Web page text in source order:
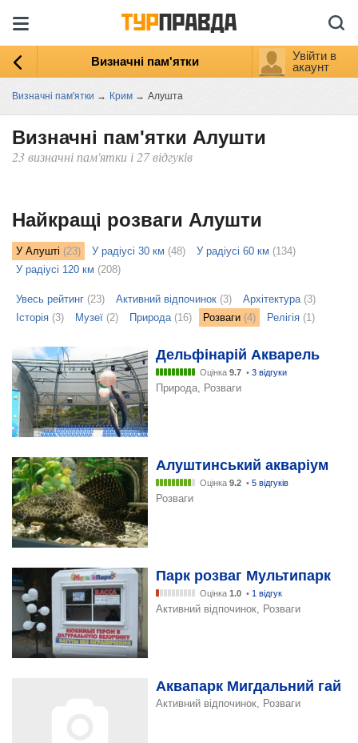
Визначні пам'ятки
Увійти в
акаунт
Визначні пам'ятки → Крим → Алушта
Визначні пам'ятки Алушти
23 визначні пам'ятки і 27 відгуків
Найкращі розваги Алушти
У Алушті (23) У радіусі 30 км (48) У радіусі 60 км (134)
У радіусі 120 км (208)
Увесь рейтинг (23) Активний відпочинок (3) Архітектура(3)
Історія (3) Музеї (2) Природа(16) Розваги (4) Релігія (1)
Дельфінарій Акварель
Оцінка 9.7 • 3 відгуки
Природа, Розваги
Алуштинський акваріум
Оцінка 9.2 • 5 відгуків
Розваги
Парк розваг Мультипарк
Оцінка 1.0 • 1 відгук
Активний відпочинок, Розваги
Аквапарк Мигдальний гай
Активний відпочинок, Розваги